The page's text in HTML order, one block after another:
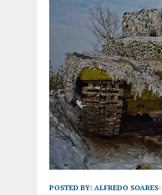
POSTED BY: ALFREDO